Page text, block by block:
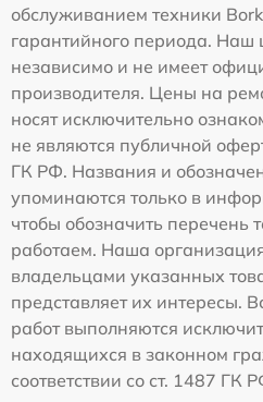
обслуживанием техники
гарантийного периода. Наш
независимо и не имеет
производителя. Цены на
носят исключительно
не являются публичной
ГК РФ. Названия и
упоминаются только в
чтобы обозначить перечень
работаем. Наша
владельцами указанных
представляет их интересы.
работ выполняются
находящихся в законном
соответствии со ст. 1487 ГК